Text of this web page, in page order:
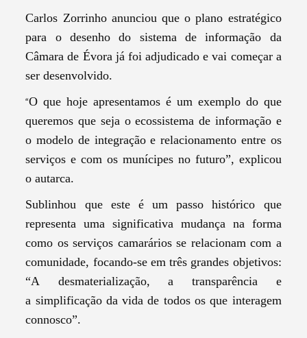
Carlos Zorrinho anunciou que o plano estratégico
para o desenho do sistema de informação da
Câmara de Évora já foi adjudicado e vai começar a
ser desenvolvido.
“O que hoje apresentamos é um exemplo do que
queremos que seja o ecossistema de informação e
o modelo de integração e relacionamento entre os
serviços e com os munícipes no futuro”, explicou
o autarca.
Sublinhou que este é um passo histórico que
representa uma significativa mudança na forma
como os serviços camarários se relacionam com a
comunidade, focando-se em três grandes objetivos:
“A desmaterialização, a transparência e
a simplificação da vida de todos os que interagem
connosco”.